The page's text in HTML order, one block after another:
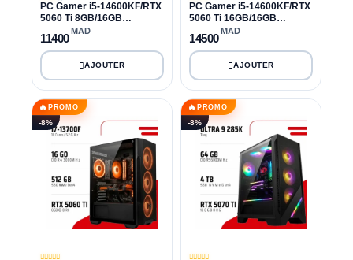
PC Gamer i5-14600KF/RTX
5060 Ti 8GB/16GB
DDR4/1TB SSD
11400
MAD
PC Gamer i5-14600KF/RTX
5060 Ti 16GB/16GB
DDR4/1TB SSD
14500
MAD
🔥 PROMO
-8%
🔥 PROMO
-8%